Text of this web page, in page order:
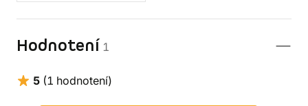
Hodnotení 1
5 (1 hodnotení)